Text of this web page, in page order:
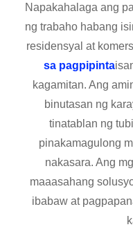
Napakahalaga ang
ng trabaho habang
residensyal at
sa pagpipinta
kagamitan. Ang
binutasan ng
tinatablan ng
pinakamagulong
nakasara. Ang
maaasahang
ibabaw at